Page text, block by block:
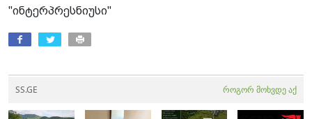
"ინტერპრესნიუსი"
SS.GE როგორ მოხვდე აქ